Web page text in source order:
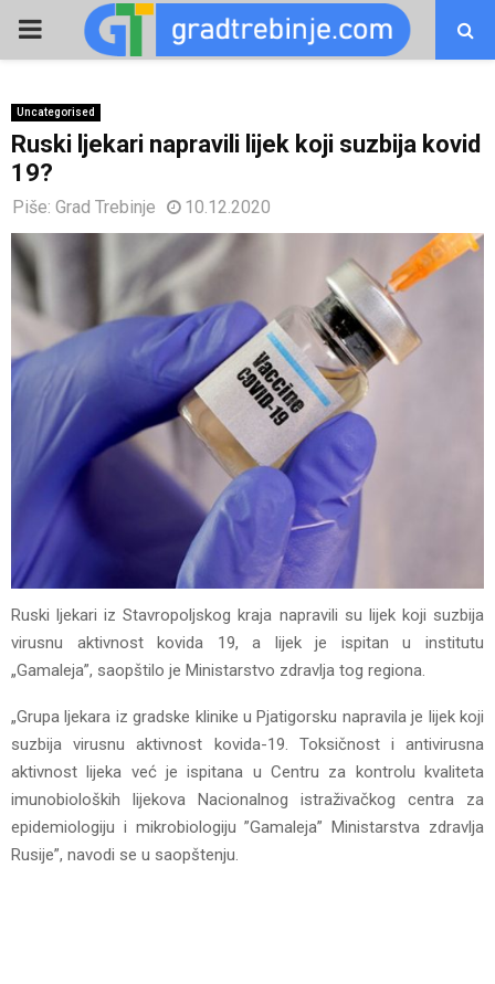
PRIMARY
Uncategorised
Ruski ljekari napravili lijek koji suzbija kovid
19?
Piše: Grad Trebinje 10.12.2020
Ruski ljekari iz Stavropoljskog kraja napravili su lijek koji suzbija
virusnu aktivnost kovida 19, a lijek je ispitan u institutu
„Gamaleja”, saopštilo je Ministarstvo zdravlja tog regiona.
„Grupa ljekara iz gradske klinike u Pjatigorsku napravila je lijek koji
suzbija virusnu aktivnost kovida-19. Toksičnost i antivirusna
aktivnost lijeka već je ispitana u Centru za kontrolu kvaliteta
imunobioloških lijekova Nacionalnog istraživačkog centra za
epidemiologiju i mikrobiologiju ”Gamaleja” Ministarstva zdravlja
Rusije”, navodi se u saopštenju.